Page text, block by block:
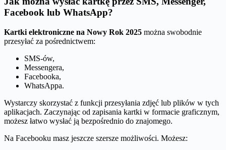
Facebook lub WhatsApp?
Kartki elektroniczne na Nowy Rok 2025 można swobodnie
przesyłać za pośrednictwem:
SMS-ów,
Messengera,
Facebooka,
WhatsAppa.
Wystarczy skorzystać z funkcji przesyłania zdjęć lub plików w tych
aplikacjach. Zaczynając od zapisania kartki w formacie graficznym,
możesz łatwo wysłać ją bezpośrednio do znajomego.
Na Facebooku masz jeszcze szersze możliwości. Możesz: